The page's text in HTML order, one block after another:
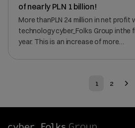
of nearly PLN 1 billion!
More thanPLN 24 million in net profit
technology cyber_Folks Group
year. This is an increase of more…
1 2